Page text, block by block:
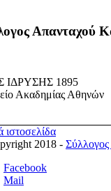
Απανταχού
ΙΔΡΥΣΗΣ 1895
Ακαδημίας Αθηνών
ιστοσελίδα
2018 -
Facebook
Mail